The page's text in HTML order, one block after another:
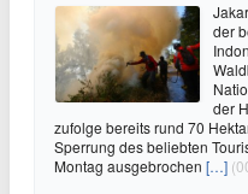
der
der
zufolge bereits rund 70
Sperrung des beliebten
Montag ausgebrochen […]